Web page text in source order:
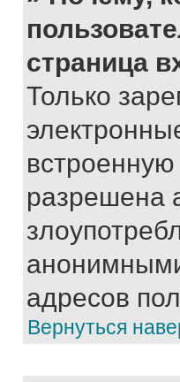
страница
Только
разрешена
адресов
Вернуться